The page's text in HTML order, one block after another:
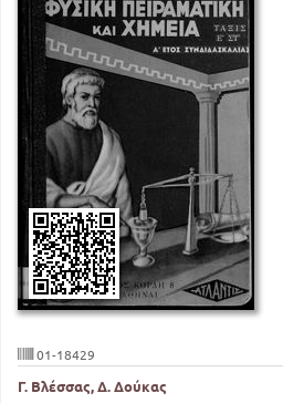
01-18429
Γ. Βλέσσας, Δ. Δούκας